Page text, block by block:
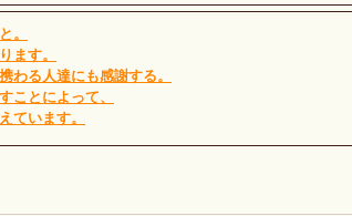
。
ます。
わる人達にも感謝する。
ことによって、
ています。